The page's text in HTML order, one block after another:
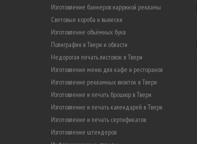
Изготовление баннеров наружной рекламы
Световые короба и вывески
Изготовление объёмных букв
Полиграфия в Твери и области
Недорогая печать листовок в Твери
Изготовление меню для кафе и ресторанов
Изготовление рекламных визиток в Твери
Изготовление и печать брошюр в Твери
Изготовление и печать календарей в Твери
Изготовление и печать сертификатов
Изготовление штендеров